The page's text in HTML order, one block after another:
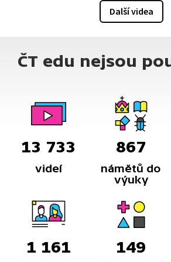
Další videa
ČT edu nejsou
13 733
videí
867
námětů do
výuky
1 161 149